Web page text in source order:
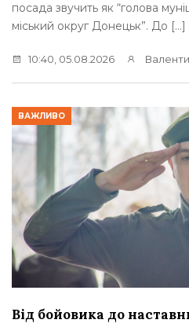
посада звучить як “голова
міський округ Донецьк”. До […]
10:40, 05.08.2026
ВАЖЛИВО
Від бойовика до